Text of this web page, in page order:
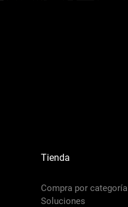
Tienda
Compra por categoría
Soluciones